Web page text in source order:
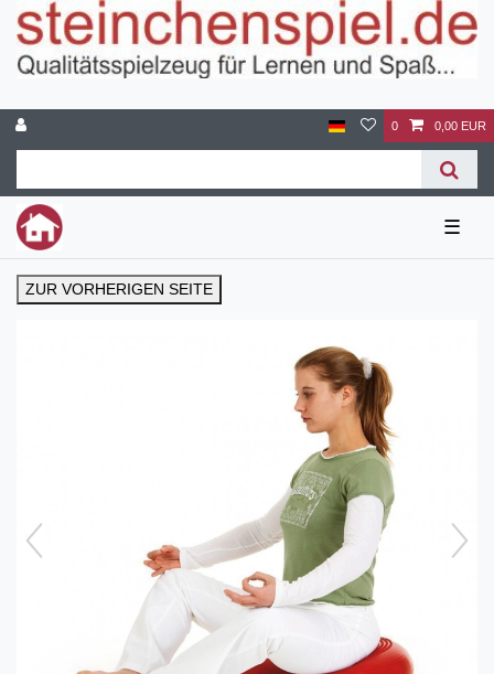
0 0,00 EUR
☰
ZUR VORHERIGEN SEITE